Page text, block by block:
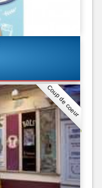
Coup de coeur